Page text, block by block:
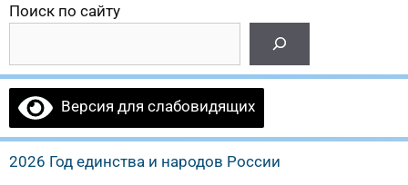
Поиск по сайту
Версия для слабовидящих
2026 Год единства и народов России